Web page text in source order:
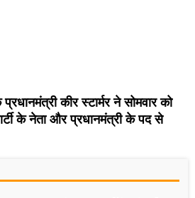
कीर स्टार्मर ने सोमवार को
के नेता और प्रधानमंत्री के पद से